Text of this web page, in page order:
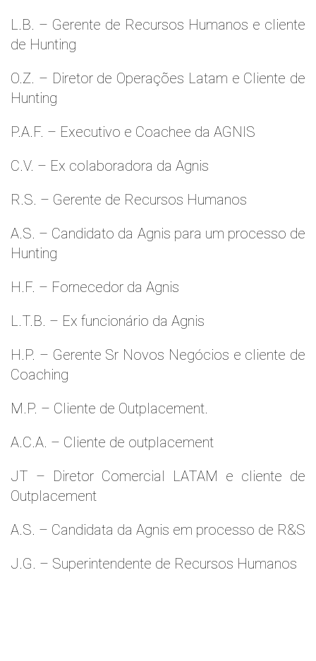
L.B. – Gerente de Recursos Humanos e cliente
de Hunting
O.Z. – Diretor de Operações Latam e Cliente de
Hunting
P.A.F. – Executivo e Coachee da AGNIS
C.V. – Ex colaboradora da Agnis
R.S. – Gerente de Recursos Humanos
A.S. – Candidato da Agnis para um processo de
Hunting
H.F. – Fornecedor da Agnis
L.T.B. – Ex funcionário da Agnis
H.P. – Gerente Sr Novos Negócios e cliente de
Coaching
M.P. – Cliente de Outplacement.
A.C.A. – Cliente de outplacement
JT – Diretor Comercial LATAM e cliente de
Outplacement
A.S. – Candidata da Agnis em processo de R&S
J.G. – Superintendente de Recursos Humanos